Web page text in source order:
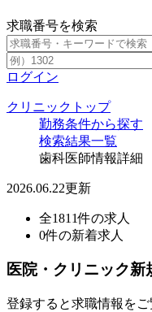
求職番号を検索
ログイン
クリニックトップ
勤務条件から探す
検索結果一覧
歯科医師情報詳細
2026.06.22更新
全1811件の求人
0件の新着求人
医院・クリニック新
登録すると求職情報を